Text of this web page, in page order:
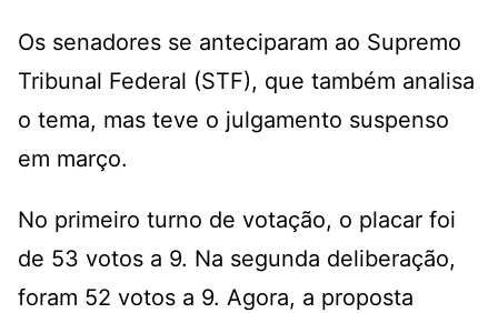
Os senadores se anteciparam ao Supremo
Tribunal Federal (STF), que também analisa
o tema, mas teve o julgamento suspenso
em março.
No primeiro turno de votação, o placar foi
de 53 votos a 9. Na segunda deliberação,
foram 52 votos a 9. Agora, a proposta